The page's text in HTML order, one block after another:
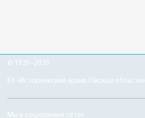
© 1920–2026
БУ «Исторический архив Омской области»
Мы в социальных сетях